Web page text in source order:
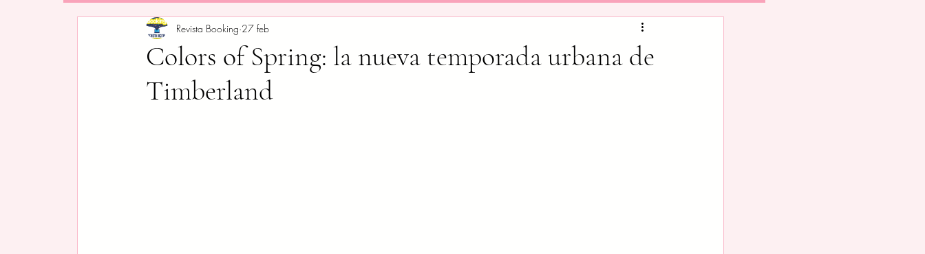
NEGOCIOS/TECNOLOGÍA MAMÁS Y BEBÉS
Colors of Spring: la nueva temporada urbana de
Timberland
Revista Booking 27 feb